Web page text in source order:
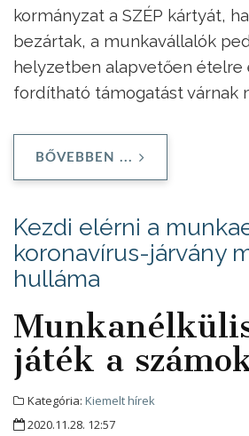
kormányzat a SZÉP kártyát,
bezártak, a munkavállalók
helyzetben alapvetően ételre
fordítható támogatást várnak
BŐVEBBEN ...
Kezdi elérni a
koronavírus-járvány
hulláma
játék a
Kategória: Kiemelt hírek
2020.11.28. 12:57